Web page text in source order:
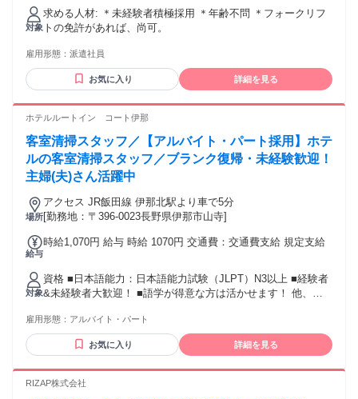
対象
求める人材: ＊未経験者積極採用 ＊年齢不問 ＊フォークリフ
トの免許があれば、尚可。
雇用形態： 派遣社員
お気に入り 詳細を見る
ホテルルートイン コート伊那
客室清掃スタッフ／【アルバイト・パート採用】ホテ
ルの客室清掃スタッフ／ブランク復帰・未経験歓迎！
主婦(夫)さん活躍中
場所
アクセス JR飯田線 伊那北駅より車で5分
[勤務地：〒396-0023長野県伊那市山寺]
給与
時給1,070円 給与 時給 1070円 交通費：交通費支給 規定支給
対象
資格 ■日本語能力：日本語能力試験（JLPT）N3以上 ■経験者
&未経験者大歓迎！ ■語学が得意な方は活かせます！ 他、長
歴不問 英語・中国語話せる方歓迎、フリーター歓迎 スキルア
ップしたい方、学生歓迎、掛け持ち 副業・Wワーク歓迎、新
卒・第二新卒歓迎 年齢の条件と理由：・65歳未満の方(定年の
雇用形態： アルバイト・パート
お気に入り 詳細を見る
RIZAP株式会社